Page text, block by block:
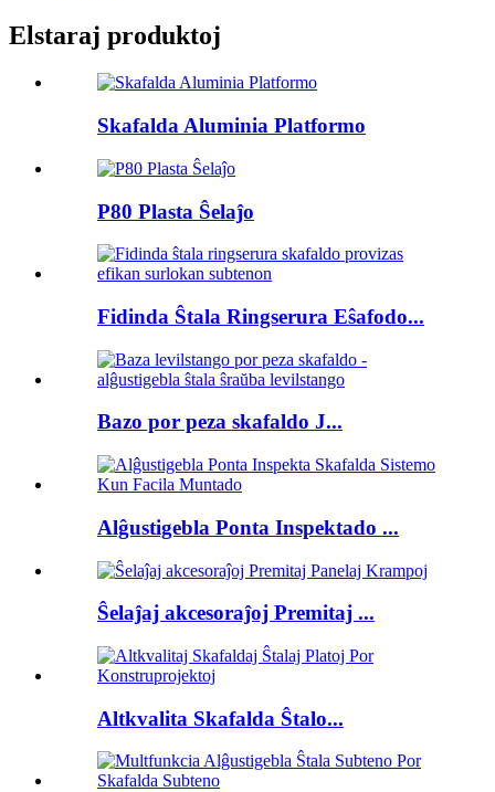
Elstaraj produktoj
Skafalda Aluminia Platformo
P80 Plasta Ŝelaĵo
Fidinda Ŝtala Ringserura Eŝafodo...
Bazo por peza skafaldo J...
Alĝustigebla Ponta Inspektado ...
Ŝelaĵaj akcesoraĵoj Premitaj ...
Altkvalita Skafalda Ŝtalo...